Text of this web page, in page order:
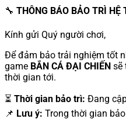
🔧 THÔNG BÁO BẢO TRÌ HỆ
Kính gửi Quý người chơi,
Để đảm bảo trải nghiệm tốt
game BẮN CÁ ĐẠI CHIẾN sẽ
thời gian tới.
⏳ Thời gian bảo trì: Đang
📌 Lưu ý: Trong thời gian